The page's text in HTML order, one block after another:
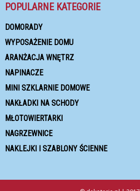
POPULARNE KATEGORIE
DOMORADY
WYPOSAŻENIE DOMU
ARANŻACJA WNĘTRZ
NAPINACZE
MINI SZKLARNIE DOMOWE
NAKŁADKI NA SCHODY
MŁOTOWIERTARKI
NAGRZEWNICE
NAKLEJKI I SZABLONY ŚCIENNE